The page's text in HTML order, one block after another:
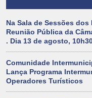
Na Sala de Sessões
Reunião Pública da
. Dia 13 de agosto,
Comunidade
Lança Programa
Operadores Turísticos